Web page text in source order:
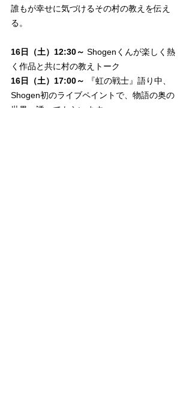
誰もが幸せに気づけるその村の教えを伝え
る。
16日（土）12:30～ Shogenくんが楽しく熱
く作品と共に村の教えトーク
16日（土）17:00～
『虹の戦士』語り中、
Shogen初のライブペイントで、物語の奥の
世界へ誘ってもらいます。